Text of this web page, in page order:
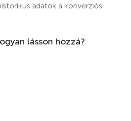
adatok a konverziós
lásson hozzá?